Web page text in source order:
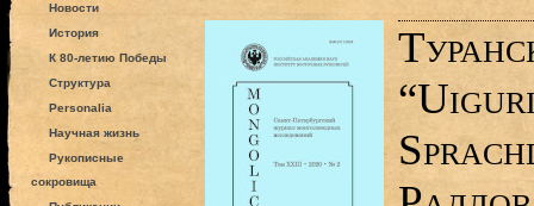
Новости
История
К 80-летию Победы
Структура
Personalia
Научная жизнь
Рукописные
сокровища